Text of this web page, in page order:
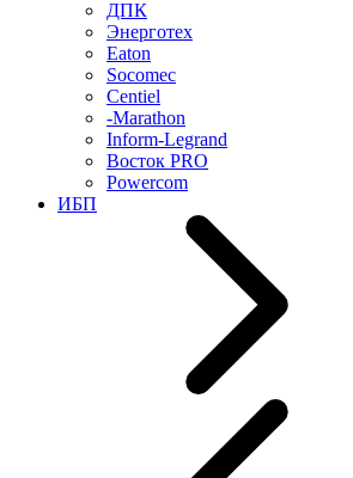
ДПК
Энерготех
Eaton
Socomec
Centiel
-Marathon
Inform-Legrand
Восток PRO
Powercom
ИБП